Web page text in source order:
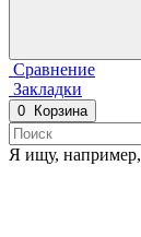
Сравнение
Закладки
0
Корзина
Я ищу, например,